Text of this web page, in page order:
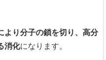
より分子の鎖を切り、高分
消化になります。